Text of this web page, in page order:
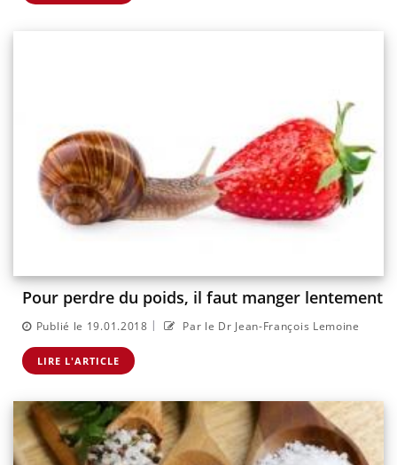
Pour perdre du poids, il faut manger lentement
Publié le 19.01.2018 | Par le Dr Jean-François Lemoine
LIRE L'ARTICLE